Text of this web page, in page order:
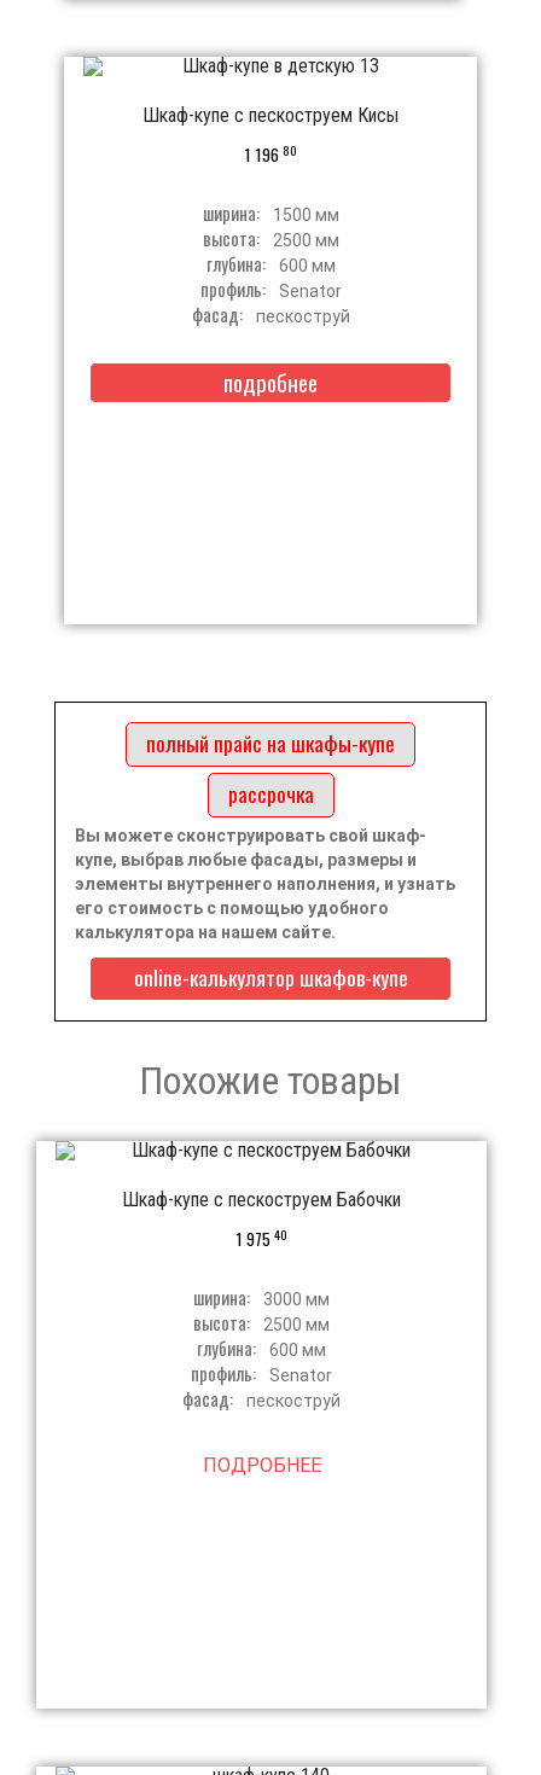
Шкаф-купе с пескоструем Кисы
1 196 80
ширина: 1500 мм
высота: 2500 мм
глубина: 600 мм
профиль: Senator
фасад: пескоструй
подробнее
полный прайс на шкафы-купе
рассрочка
Вы можете сконструировать свой шкаф-
купе, выбрав любые фасады, размеры и
элементы внутреннего наполнения, и узнать
его стоимость с помощью удобного
калькулятора на нашем сайте.
online-калькулятор шкафов-купе
Похожие товары
Шкаф-купе с пескоструем Бабочки
1 97540
ширина: 3000 мм
высота: 2500 мм
глубина: 600 мм
профиль: Senator
фасад: пескоструй
ПОДРОБНЕЕ